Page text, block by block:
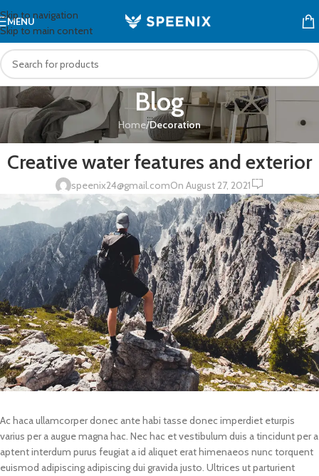
Skip to navigation
Skip to main content
MENU
Blog
Home/Decoration
DECORATION
Creative water features and exterior
speenix24@gmail.comOn August 27, 2021 0
Ac haca ullamcorper donec ante habi tasse donec imperdiet eturpis
varius per a augue magna hac. Nec hac et vestibulum duis a tincidunt per a
aptent interdum purus feugiat a id aliquet erat himenaeos nunc torquent
euismod adipiscing adipiscing dui gravida justo. Ultrices ut parturient